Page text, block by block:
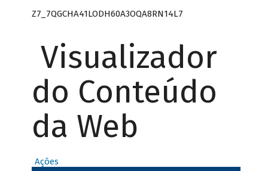
Z7_7QGCHA41LODH60A3OQA8RN14L7
Visualizador
do Conteúdo
da Web
Ações